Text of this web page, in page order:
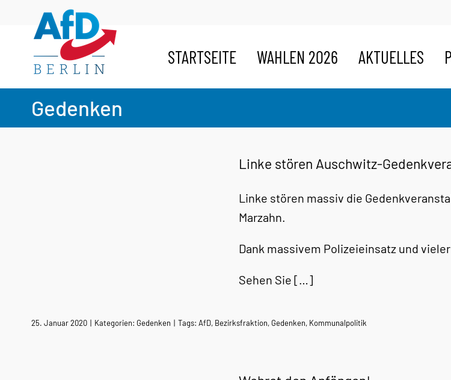
STARTSEITE WAHLEN 2026 AKTUELLES
Gedenken
Linke stören Auschwitz-
Linke stören massiv die
Marzahn.
Dank massivem Polizeieinsatz und
Sehen Sie […]
25. Januar 2020 | Kategorien: Gedenken | Tags: AfD, Bezirksfraktion, Gedenken, Kommunalpolitik